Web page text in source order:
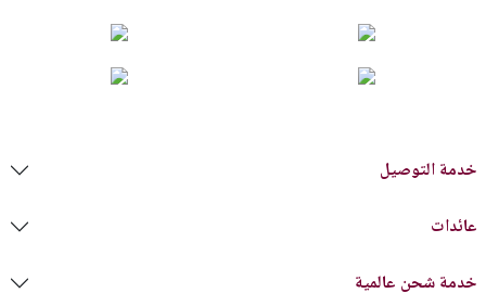
خدمة التوصيل
عائدات
خدمة شحن عالمية